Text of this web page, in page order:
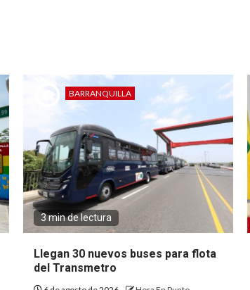
BARRANQUILLA
3 min de lectura
Llegan 30 nuevos buses para flota
del Transmetro